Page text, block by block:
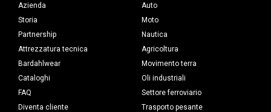
Azienda
Storia
Partnership
Attrezzatura tecnica
Bardahlwear
Cataloghi
FAQ
Diventa cliente
Auto
Moto
Nautica
Agricoltura
Movimento terra
Oli industriali
Settore ferroviario
Trasporto pesante